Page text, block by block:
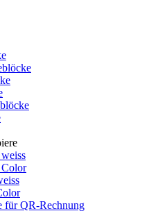
Color
für QR-Rechnung